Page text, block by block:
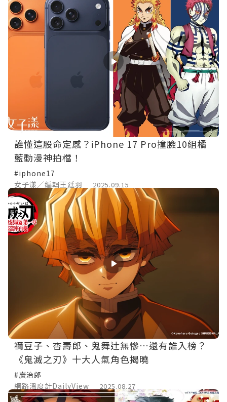
誰懂這股命定感？iPhone 17 Pro撞臉10組橘
藍動漫神拍檔！
#iphone17
女子漾／編輯王廷羽
2025.09.15
禰豆子、杏壽郎、鬼舞辻無慘…還有誰入榜？
《鬼滅之刃》十大人氣角色揭曉
#炭治郎
網路溫度計DailyView
2025.08.27